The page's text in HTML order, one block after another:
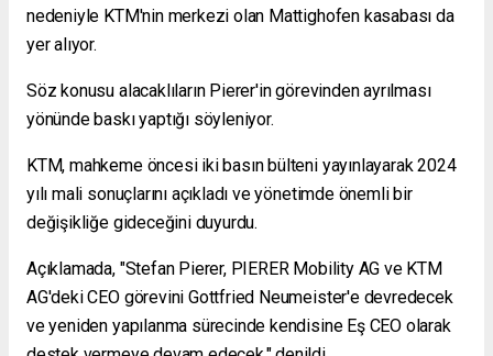
nedeniyle KTM'nin merkezi olan Mattighofen kasabası da
yer alıyor.
Söz konusu alacaklıların Pierer'in görevinden ayrılması
yönünde baskı yaptığı söyleniyor.
KTM, mahkeme öncesi iki basın bülteni yayınlayarak 2024
yılı mali sonuçlarını açıkladı ve yönetimde önemli bir
değişikliğe gideceğini duyurdu.
Açıklamada, "Stefan Pierer, PIERER Mobility AG ve KTM
AG'deki CEO görevini Gottfried Neumeister'e devredecek
ve yeniden yapılanma sürecinde kendisine Eş CEO olarak